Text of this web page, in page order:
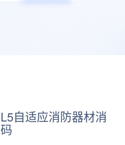
自适应消防器材消